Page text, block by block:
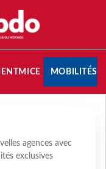
MICE MOBILITÉS
agences avec
exclusives